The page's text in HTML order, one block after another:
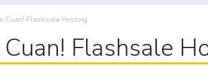
Cuan! Flashsale Hosting
Flashsale